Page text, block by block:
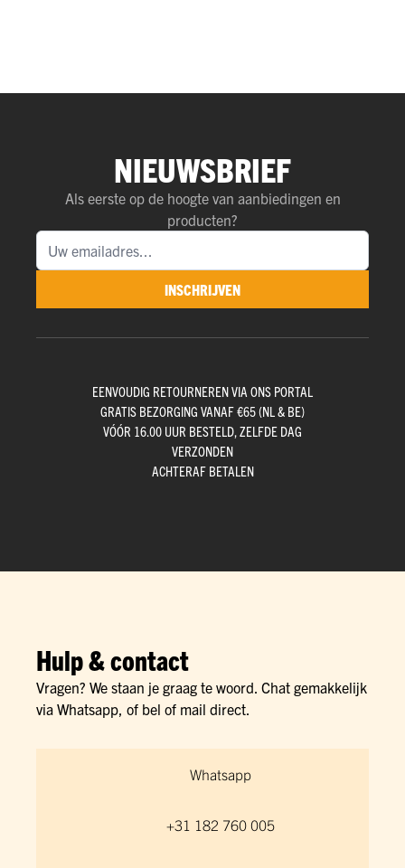
NIEUWSBRIEF
Als eerste op de hoogte van aanbiedingen en
producten?
INSCHRIJVEN
EENVOUDIG RETOURNEREN VIA ONS PORTAL
GRATIS BEZORGING VANAF €65 (NL & BE)
VÓÓR 16.00 UUR BESTELD, ZELFDE DAG
VERZONDEN
ACHTERAF BETALEN
Hulp & contact
Vragen? We staan je graag te woord. Chat gemakkelijk
via Whatsapp, of bel of mail direct.
Whatsapp
+31 182 760 005